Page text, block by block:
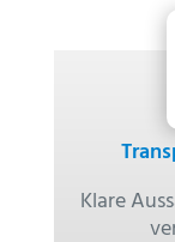
Klare